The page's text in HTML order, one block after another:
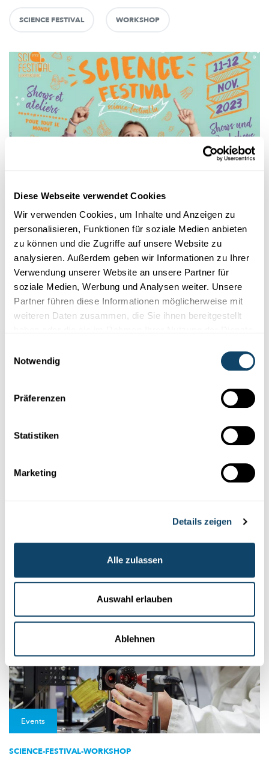
Diese Webseite verwendet Cookies
Wir verwenden Cookies, um Inhalte und Anzeigen zu
personalisieren, Funktionen für soziale Medien anbieten
zu können und die Zugriffe auf unsere Website zu
analysieren. Außerdem geben wir Informationen zu Ihrer
Verwendung unserer Website an unsere Partner für
soziale Medien, Werbung und Analysen weiter. Unsere
Partner führen diese Informationen möglicherweise mit
weiteren Daten zusammen, die Sie ihnen bereitgestellt
Notwendig
Präferenzen
Statistiken
Marketing
Details zeigen
Alle zulassen
Auswahl erlauben
Ablehnen
SCIENCE FESTIVAL WORKSHOP
11. UND 12. NOVEMBER 2023
Science Festival: Ein Wochenende zum
Experimentieren und Staunen
Ein Erlebnis für die ganze Familie: Das größte Fest der
Wissenschaften in Luxemburg findet vom 9. bis 12. November
in Lu...
MNHN,FNR
Vom 11. bis 14. November steigt das Science Festival in
...
Events
SCIENCE-FESTIVAL-WORKSHOP